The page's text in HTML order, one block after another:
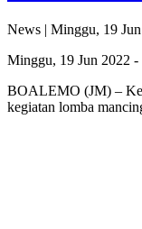
News | Minggu, 19
Minggu, 19 Jun 2022
BOALEMO (JM) –
kegiatan lomba